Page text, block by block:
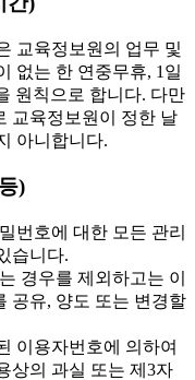
교육정보원의 업무 및
없는 한 연중무휴, 1일
원칙으로 합니다. 다만
교육정보원이 정한 날
아니합니다.
)
번호에 대한 모든 관리
습니다.
경우를 제외하고는 이
공유, 양도 또는 변경할
이용자번호에 의하여
상의 과실 또는 제3자